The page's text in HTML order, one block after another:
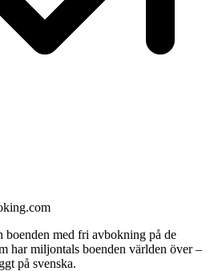
boenden med fri avbokning på de
har miljontals boenden världen över –
på svenska.